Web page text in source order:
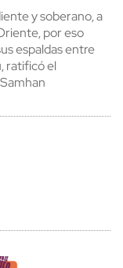
y soberano, a
por eso
espaldas entre
ratificó el